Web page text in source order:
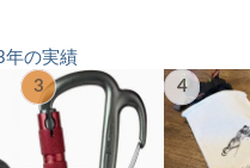
年の実績
3 4